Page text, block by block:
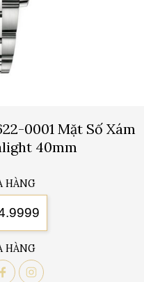
0001 Mặt Số Xám
40mm
HÀNG
HÀNG